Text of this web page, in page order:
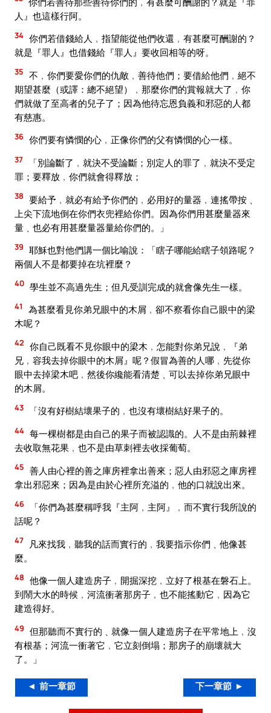
人』也這樣行阿。
34 你們若借錢給人﹐指望能從他們收還﹐有甚麼可酬謝的？
就是『罪人』也借錢給『罪人』要收回相等的呀。
35 不﹐你們要愛你們的仇敵﹐善待他們；要借給他們﹐絕不
期望甚麼（或譯：總不絕望）﹐那麼你們的賞報就大了﹐你
們就做了至高者的兒子了；因為他待忘恩負義和邪惡的人都
有慈惠。
36 你們要有憐憫的心﹐正像你們的父有憐憫的心一樣。
37
「別論斷了﹐就決不受論斷；別定人的罪了﹐就決不受定
罪；要釋放﹐你們就會得釋放；
38 要給予﹐就必有給予你們的﹐必用好的量器﹐連搖帶按﹑
上尖下流地倒在你們衣兜裡給你們。因為你們用甚麼量器來
量﹑也必有用甚麼量器量給你們的。」
39 耶穌也對他們講一個比喻說：「瞎子哪能給瞎子領路呢？
兩個人不是都要掉在坑裡麼？
40 學生並不高過先生；但凡受訓完成的就會像先生一樣。
41
為甚麼看見你弟兄眼中的木屑﹐卻不察看你自己眼中的梁
木呢？
42 你自己既看不見你眼中的梁木﹐怎能對你弟兄說﹐『弟
兄﹐容我去掉你眼中的木屑』呢？假冒為善的人哪﹐先從你
眼中去掉梁木吧﹐然後你纔能看清楚﹑可以去掉你弟兄眼中
的木屑。
43 「沒有好樹結壞果子的﹐也沒有壞樹結好果子的。
44 每一棵樹都是由自己的果子而被認識的。人不是由荊棘裡
去收取無花果﹐也不是由草刺裡去收採葡萄。
45 善人由心裡的善之庫房裡拿出善來；惡人由邪惡之庫房裡
拿出邪惡來；因為是由於心裡所充溢的﹐他的口就說出來。
46
「你們為甚麼稱呼我『主阿﹐主阿』﹐而不實行我所說的
話呢？
47
凡來找我﹐聽我的話而實行的﹐我要指示你們﹑他像甚
麼。
48 他像一個人建造房子﹐開掘深挖﹐立好了根基在磐石上。
到鬧大水的時候﹐河流衝著那房子﹐也不能搖動它﹐因為它
建造得好。
49 但那聽而不實行的﹑就像一個人建造房子在平常地上﹐沒
有根基；河流一衝著它﹐它立刻倒塌；那房子的崩壞就大
了。」
◄ 前一章節 下一章節 ►